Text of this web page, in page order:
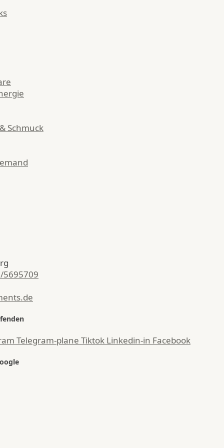
Schmuck
5695709
Telegram-plane Tiktok Linkedin-in Facebook